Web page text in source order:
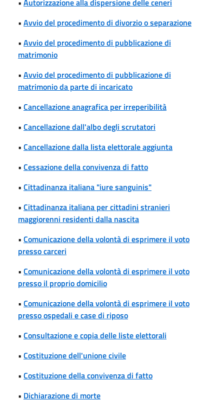
• Avvio del procedimento di divorzio o separazione
• Avvio del procedimento di pubblicazione di
matrimonio
• Avvio del procedimento di pubblicazione di
matrimonio da parte di incaricato
• Cancellazione anagrafica per irreperibilità
• Cancellazione dall'albo degli scrutatori
• Cancellazione dalla lista elettorale aggiunta
• Cessazione della convivenza di fatto
• Cittadinanza italiana "iure sanguinis"
• Cittadinanza italiana per cittadini stranieri
maggiorenni residenti dalla nascita
• Comunicazione della volontà di esprimere il voto
presso carceri
• Comunicazione della volontà di esprimere il voto
presso il proprio domicilio
• Comunicazione della volontà di esprimere il voto
presso ospedali e case di riposo
• Consultazione e copia delle liste elettorali
• Costituzione dell'unione civile
• Costituzione della convivenza di fatto
• Dichiarazione di morte